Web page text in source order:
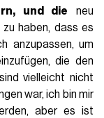
und die neu
haben, dass es
anzupassen, um
die den
vielleicht nicht
war, ich bin mir
aber es ist